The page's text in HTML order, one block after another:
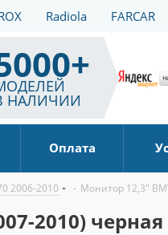
Radiola FARCAR
НАЛИЧИИ
Оплата
2006-2010 - Монитор 12,3"
2010)